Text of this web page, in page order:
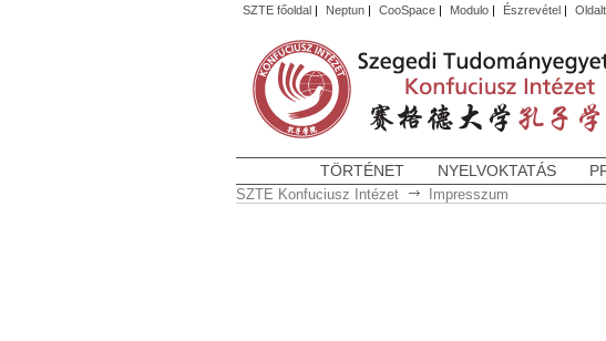
SZTE főoldal| Neptun| CooSpace| Modulo| Észrevétel|
TÖRTÉNET NYELVOKTATÁS
SZTE Konfuciusz Intézet Impresszum